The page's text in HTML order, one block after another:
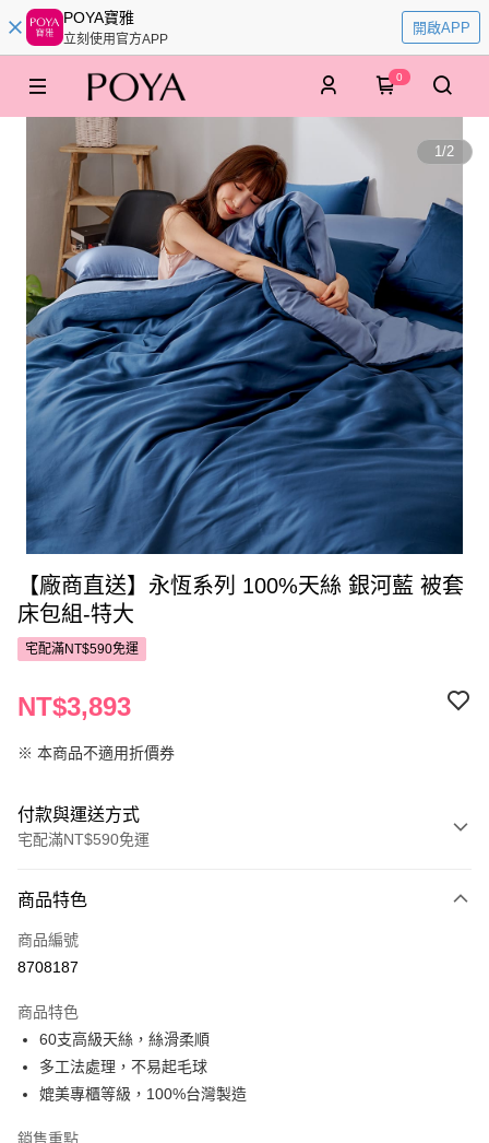
POYA寶雅
立刻使用官方APP
開啟APP
0
1/2
【廠商直送】永恆系列 100%天絲 銀河藍 被套
床包組-特大
宅配滿NT$590免運
NT$3,893
※ 本商品不適用折價券
付款與運送方式
宅配滿NT$590免運
POYA支付
信用卡一次付款
Apple Pay
街口支付
商品特色
商品編號
8708187
商品特色
60支高級天絲，絲滑柔順
多工法處理，不易起毛球
媲美專櫃等級，100%台灣製造
銷售重點